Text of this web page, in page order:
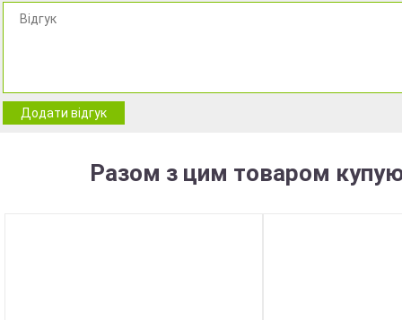
Додати відгук
Разом з цим товаром